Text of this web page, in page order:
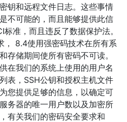
钥和远程文件日志。这些事情
不可能的，而且能够提供此信
标准，而且违反了数据保护法。
， 8.4使用强密码技术在所有系
存储期间使所有密码不可读。
在我们的系统上使用的用户名
表，SSH公钥和授权主机文件
您提供足够的信息，以确定可
务器的唯一用户数以及加密所
有关我们的密码安全要求和